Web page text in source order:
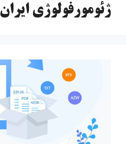
ژئومورفولوژی ایران